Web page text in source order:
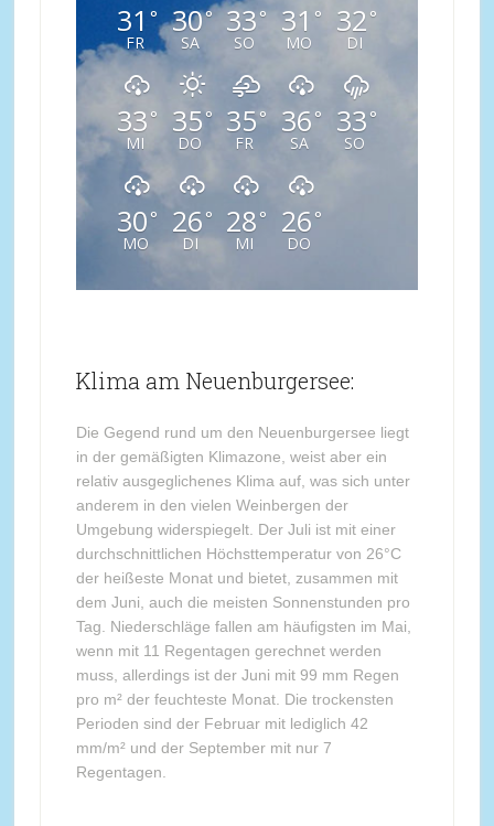
31 °
FR
30°
SA
33°
SO
31 °
MO
32 °
DI
33 °
MI
35°
DO
35°
FR
36 °
SA
33 °
SO
30°
MO
26 °
DI
28 °
MI
26 °
DO
Klima am Neuenburgersee:
Die Gegend rund um den Neuenburgersee liegt
in der gemäßigten Klimazone, weist aber ein
relativ ausgeglichenes Klima auf, was sich unter
anderem in den vielen Weinbergen der
Umgebung widerspiegelt. Der Juli ist mit einer
durchschnittlichen Höchsttemperatur von 26°C
der heißeste Monat und bietet, zusammen mit
dem Juni, auch die meisten Sonnenstunden pro
Tag. Niederschläge fallen am häufigsten im Mai,
wenn mit 11 Regentagen gerechnet werden
muss, allerdings ist der Juni mit 99 mm Regen
pro m² der feuchteste Monat. Die trockensten
Perioden sind der Februar mit lediglich 42
mm/m² und der September mit nur 7
Regentagen.